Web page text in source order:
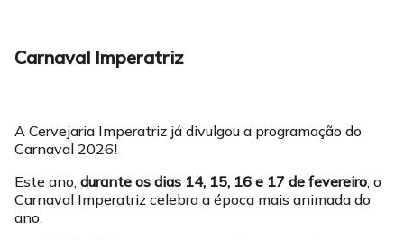
Carnaval Imperatriz
A Cervejaria Imperatriz já divulgou a programação do
Carnaval 2026!
Este ano, durante os dias 14, 15, 16 e 17 de fevereiro, o
Carnaval Imperatriz celebra a época mais animada do
ano.